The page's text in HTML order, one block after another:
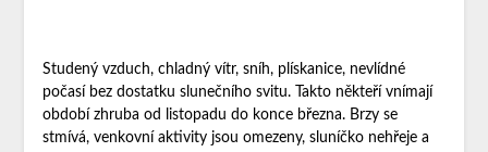
Studený vzduch, chladný vítr, sníh, plískanice, nevlídné
počasí bez dostatku slunečního svitu. Takto někteří vnímají
období zhruba od listopadu do konce března. Brzy se
stmívá, venkovní aktivity jsou omezeny, sluníčko nehřeje a